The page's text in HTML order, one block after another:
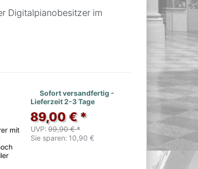
Digitalpianobesitzer im
mit
Sofort versandfertig -
Lieferzeit 2-3 Tage
89,00 € *
UVP: 99,90 € *
Sie sparen: 10,90 €